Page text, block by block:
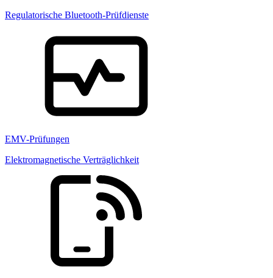
Regulatorische Bluetooth-Prüfdienste
EMV-Prüfungen
Elektromagnetische Verträglichkeit